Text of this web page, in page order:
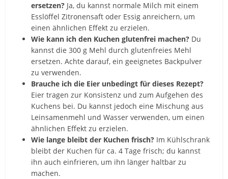
ersetzen? Ja, du kannst normale Milch mit einem
Esslöffel Zitronensaft oder Essig anreichern, um
einen ähnlichen Effekt zu erzielen.
Wie kann ich den Kuchen glutenfrei machen? Du
kannst die 300 g Mehl durch glutenfreies Mehl
ersetzen. Achte darauf, ein geeignetes Backpulver
zu verwenden.
Brauche ich die Eier unbedingt für dieses Rezept?
Eier tragen zur Konsistenz und zum Aufgehen des
Kuchens bei. Du kannst jedoch eine Mischung aus
Leinsamenmehl und Wasser verwenden, um einen
ähnlichen Effekt zu erzielen.
Wie lange bleibt der Kuchen frisch? Im Kühlschrank
bleibt der Kuchen für ca. 4 Tage frisch; du kannst
ihn auch einfrieren, um ihn länger haltbar zu
machen.